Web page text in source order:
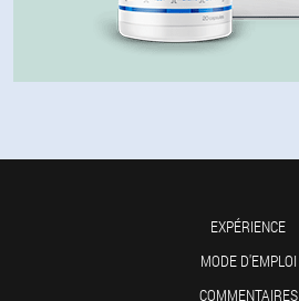
EXPÉRIENCE
MODE D'EMPLOI
COMMENTAIRES